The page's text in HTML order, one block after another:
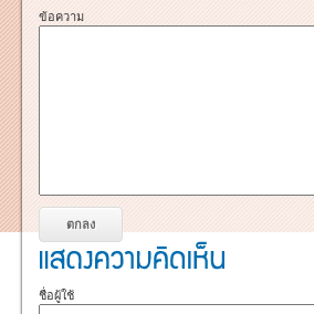
ข้อความ
ชื่อผู้ใช้